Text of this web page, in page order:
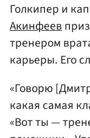
Голкипер и
Акинфеев
тренером
карьеры. Его
«Говорю
какая самая
«Вот ты —